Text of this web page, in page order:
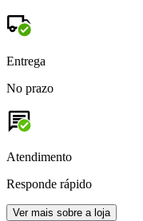
Entrega
No prazo
Atendimento
Responde rápido
Ver mais sobre a loja